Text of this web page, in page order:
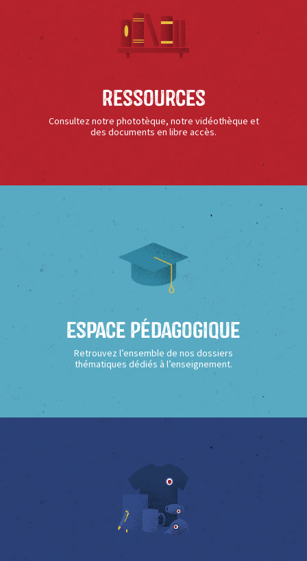
Ressources
Consultez notre phototèque, notre vidéothèque et
des documents en libre accès.
Espace Pédagogique
Retrouvez l’ensemble de nos dossiers
thématiques dédiés à l’enseignement.